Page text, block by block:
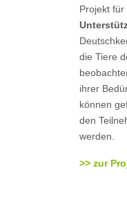
Projekt für
die Tiere
ihrer
können
den
werden.
>> zur